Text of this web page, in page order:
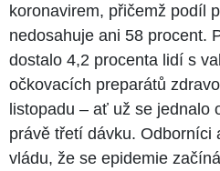
koronavirem, přičemž podíl
nedosahuje ani 58 procent.
dostalo 4,2 procenta lidí s
očkovacích preparátů
listopadu – ať už se jednalo
právě třetí dávku. Odborníci
vládu, že se epidemie